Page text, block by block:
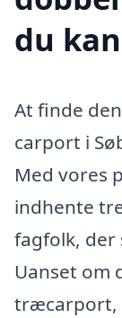
du
At finde
carport i
Med vores
indhente
fagfolk, der
Uanset om
træcarport,